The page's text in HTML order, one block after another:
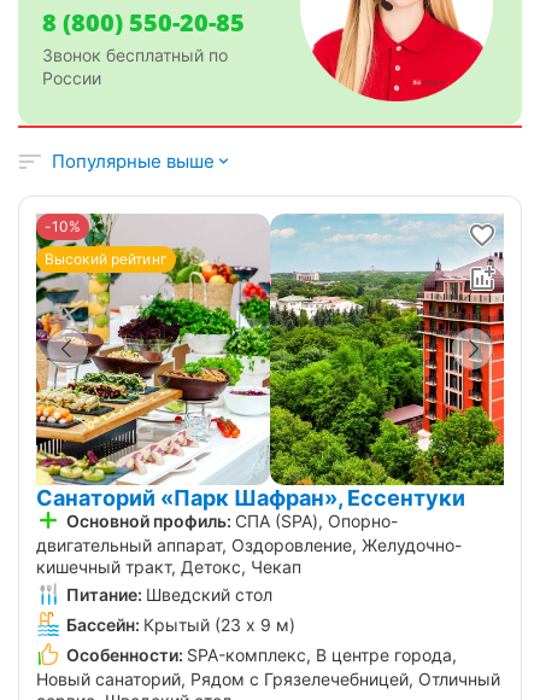
8 (800) 550-20-85
Звонок бесплатный по
России
Популярные выше
-10%
Высокий рейтинг
Санаторий «Парк Шафран», Ессентуки
Основной профиль: СПА (SPA), Опорно-
двигательный аппарат, Оздоровление, Желудочно-
кишечный тракт, Детокс, Чекап
Питание: Шведский стол
Бассейн: Крытый (23 х 9 м)
Особенности: SPA-комплекс, В центре города,
Новый санаторий, Рядом с Грязелечебницей, Отличный